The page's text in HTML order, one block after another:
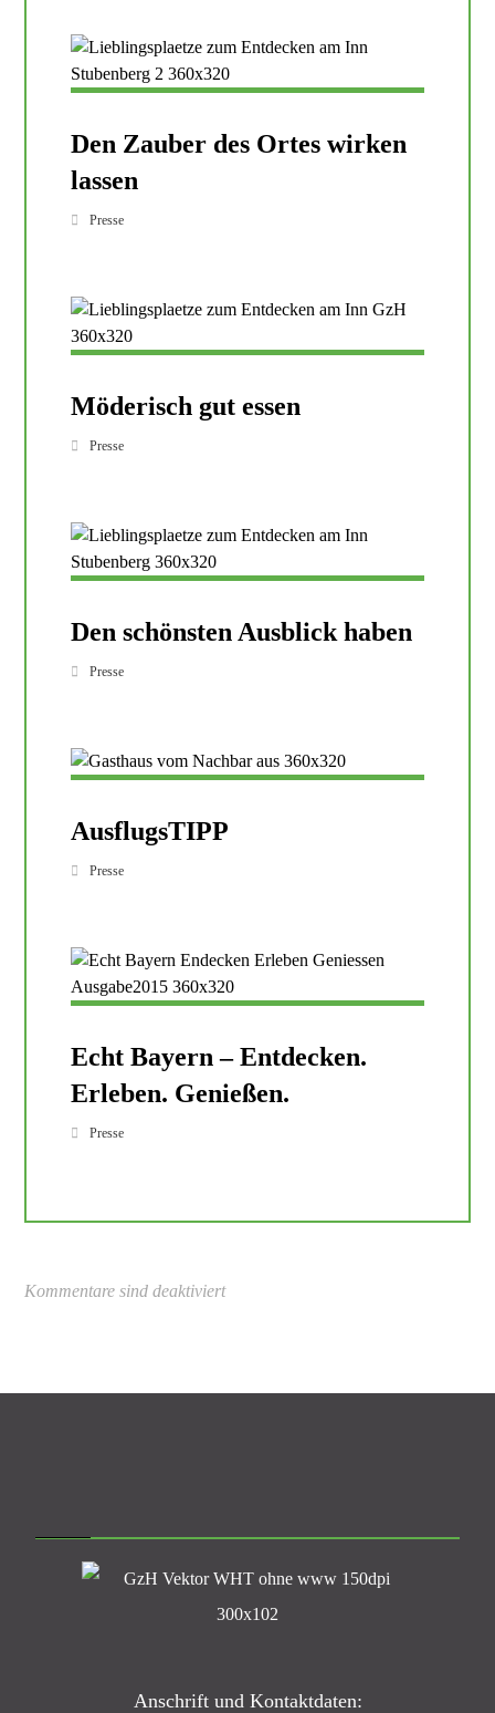
Den Zauber des Ortes wirken
lassen
Presse
Möderisch gut essen
Presse
Den schönsten Ausblick haben
Presse
AusflugsTIPP
Presse
Echt Bayern – Entdecken.
Erleben. Genießen.
Presse
Kommentare sind deaktiviert
Anschrift und Kontaktdaten: